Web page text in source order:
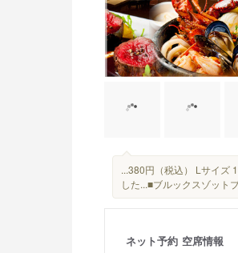
...380円（税込） Lサイズ
した...■ブルックスゾッ
ネット予約 空席情報